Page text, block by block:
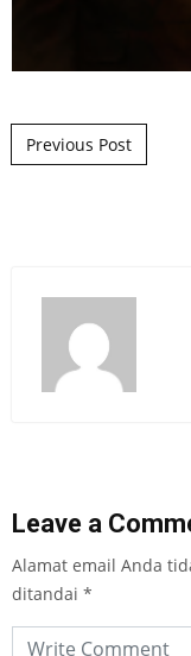
Post
Previous Post
Leave a
Alamat email Anda
ditandai *